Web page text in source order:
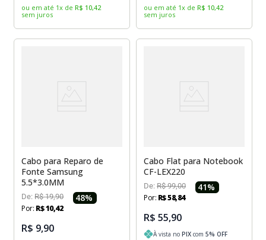
ou em até 1x de R$ 10,42
sem juros
ou em até 1x de R$ 10,42
sem juros
Cabo para Reparo de
Fonte Samsung
5.5*3.0MM
De:R$ 19,90 48%
Por: R$10,42
R$ 9,90
Cabo Flat para Notebook
CF-LEX220
De: R$ 99,00 41%
Por: R$58,84
R$ 55,90
À vista no PIX com 5% OFF